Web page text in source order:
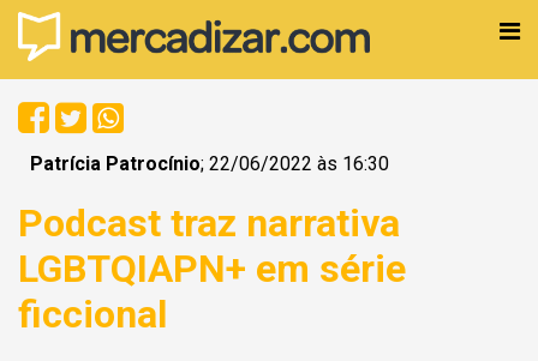
Patrícia Patrocínio; 22/06/2022 às 16:30
Podcast traz narrativa
LGBTQIAPN+ em série
ficcional